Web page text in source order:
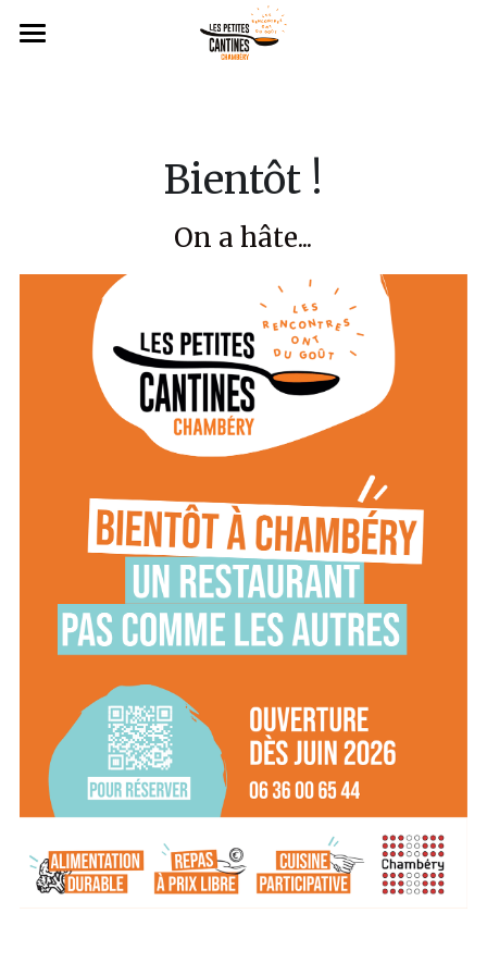
Qui sommes-nous ?
Galerie
Partenaires
Menus & Réservations
Nous rejoindre
Adhésions et dons
Bons cadeaux
On parle de nous
chambery@lespetitescantines.org
Je réserve
Bientôt !
On a hâte...